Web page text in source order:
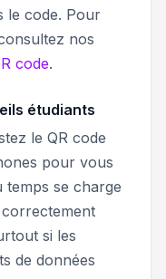
le code. Pour
nos
code.
étudiants
le QR code
pour vous
se charge
si les
de données